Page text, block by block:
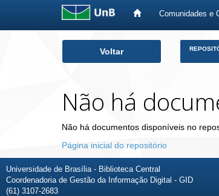
Comunidades e
Voltar
Não há
Não há documentos disponíveis no
Página inicial do repositório
Universidade de Brasília - Biblioteca Central
Coordenadoria de Gestão da Informação Digital - GID
(61) 3107-2683